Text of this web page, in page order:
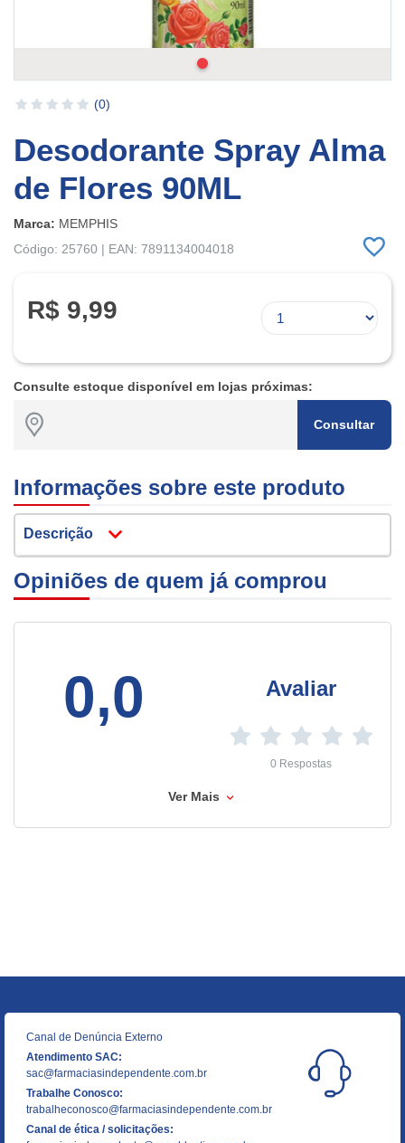
(0)
Desodorante Spray Alma
de Flores 90ML
Marca: MEMPHIS
Código: 25760 | EAN: 7891134004018
R$ 9,99
Consulte estoque disponível em lojas próximas:
Consultar
Informações sobre este produto
Descrição
Opiniões de quem já comprou
0,0 Avaliar
0 Respostas
Ver Mais
Canal de Denúncia Externo
Atendimento SAC:
sac@farmaciasindependente.com.br
Trabalhe Conosco:
trabalheconosco@farmaciasindependente.com.br
Canal de ética / solicitações: